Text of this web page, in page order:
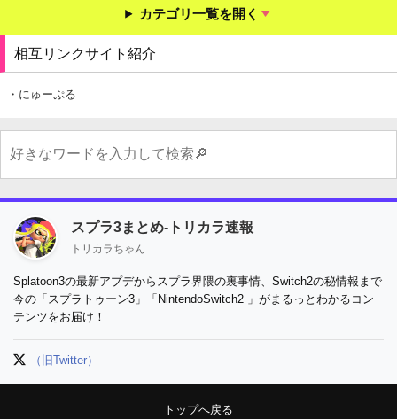
カテゴリ一覧を開く
相互リンクサイト紹介
・にゅーぷる
スプラ3まとめ-トリカラ速報
トリカラちゃん
Splatoon3の最新アプデからスプラ界隈の裏事情、Switch2の秘情報まで
今の「スプラトゥーン3」「NintendoSwitch2 」がまるっとわかるコン
テンツをお届け！
（旧Twitter）
トップへ戻る